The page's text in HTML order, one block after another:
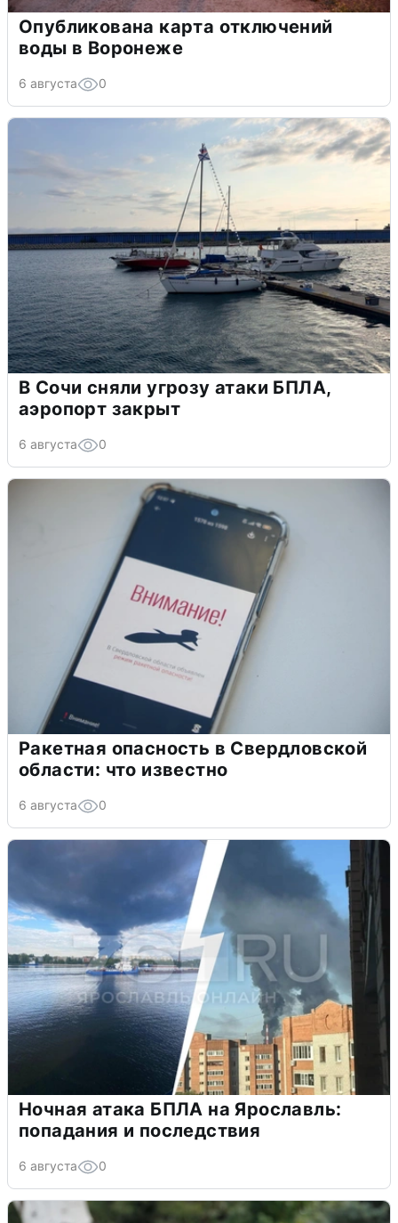
Опубликована карта отключений
воды в Воронеже
6 августа 0
В Сочи сняли угрозу атаки БПЛА,
аэропорт закрыт
6 августа 0
Ракетная опасность в Свердловской
области: что известно
6 августа 0
Ночная атака БПЛА на Ярославль:
попадания и последствия
6 августа 0